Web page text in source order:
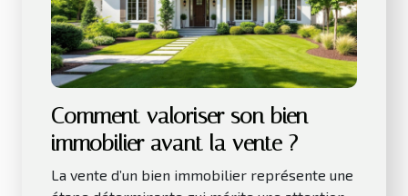
Comment valoriser son bien
immobilier avant la vente ?
La vente d’un bien immobilier représente une